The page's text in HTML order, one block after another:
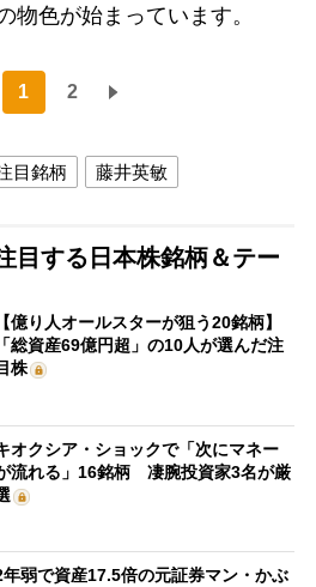
物色が始まっています。
1 2
目銘柄 藤井英敏
目する日本株銘柄＆テー
【億り人オールスターが狙う20銘柄】
「総資産69億円超」の10人が選んだ注
株
オクシア・ショックで「次にマネー
流れる」16銘柄 凄腕投資家3名が厳
年弱で資産17.5倍の元証券マン・かぶ